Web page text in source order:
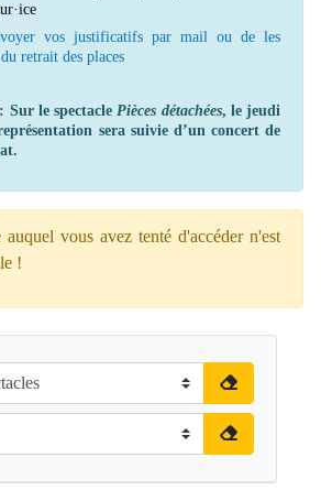
vos justificatifs par mail ou de les
retrait des places
Sur le spectaclePièces détachées, le jeudi
sera suivie d’un concert de
auquel vous avez tenté d'accéder n'est
!